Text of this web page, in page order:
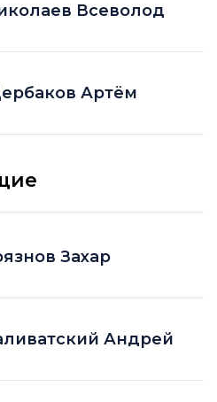
Всеволод
Артём
Захар
Андрей